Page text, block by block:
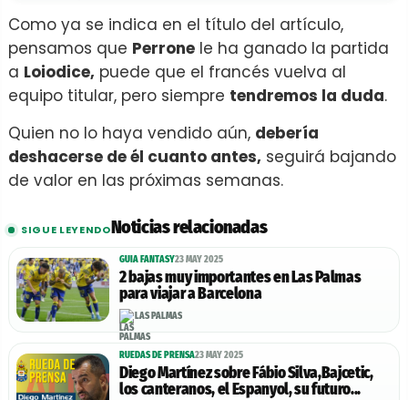
Como ya se indica en el título del artículo,
pensamos que Perrone le ha ganado la partida
a Loiodice, puede que el francés vuelva al
equipo titular, pero siempre tendremos la duda.
Quien no lo haya vendido aún, debería
deshacerse de él cuanto antes, seguirá bajando
de valor en las próximas semanas.
SIGUE LEYENDONoticias relacionadas
GUIA FANTASY23 MAY 2025
2 bajas muy importantes en Las Palmas
para viajar a Barcelona
LAS PALMAS
RUEDAS DE PRENSA23 MAY 2025
Diego Martínez sobre Fábio Silva,Bajcetic,
los canteranos, el Espanyol, su futuro...